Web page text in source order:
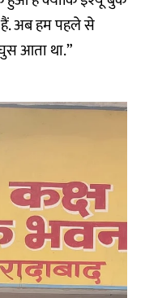
हैं. अब हम पहले से
आता था.”